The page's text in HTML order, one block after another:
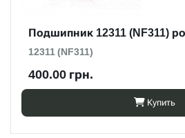
Подшипник 12311 (NF311)
12311 (NF311)
400.00 грн.
Купить